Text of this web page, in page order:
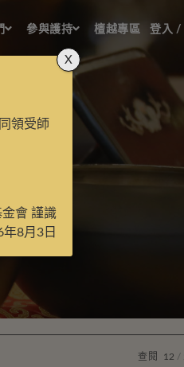
參與護持 檀越專區 登入 /
查閱 12
領受師
會 謹識
年8月3日
X